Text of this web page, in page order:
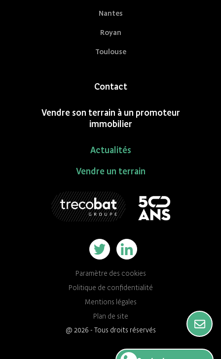
Nantes
Royan
Toulouse
Contact
Vendre son terrain à un promoteur
immobilier
Actualités
Vendre un terrain
Paramètre des cookies
Politique de confidentialité
Mentions légales
Plan de site
@ 2026 - Tous droits réservés